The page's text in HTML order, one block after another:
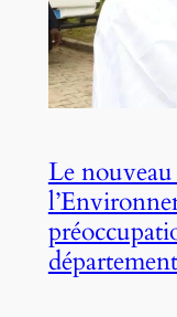
Le
département